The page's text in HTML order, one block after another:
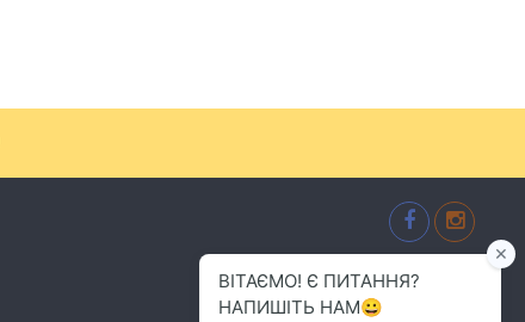
м.Хмельницький
(096) 484-01-01
info.alenkaplus@gmail.com